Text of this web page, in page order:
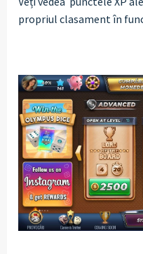
propriul clasament în